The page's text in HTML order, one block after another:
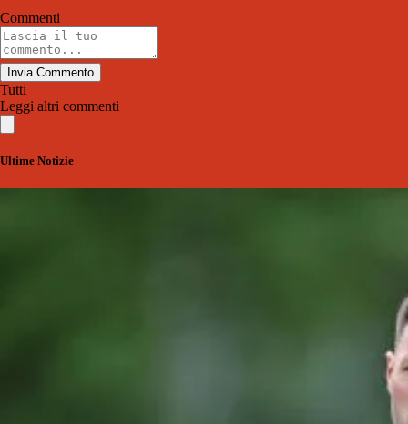
Commenti
Invia Commento
Tutti
Leggi altri commenti
Ultime Notizie